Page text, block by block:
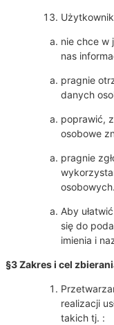
nie chce w
nas
pragnie
danych
poprawić,
osobowe
pragnie
osobowych.
Aby
się do
imienia i
§3 Zakres i cel
realizacji
takich tj. :